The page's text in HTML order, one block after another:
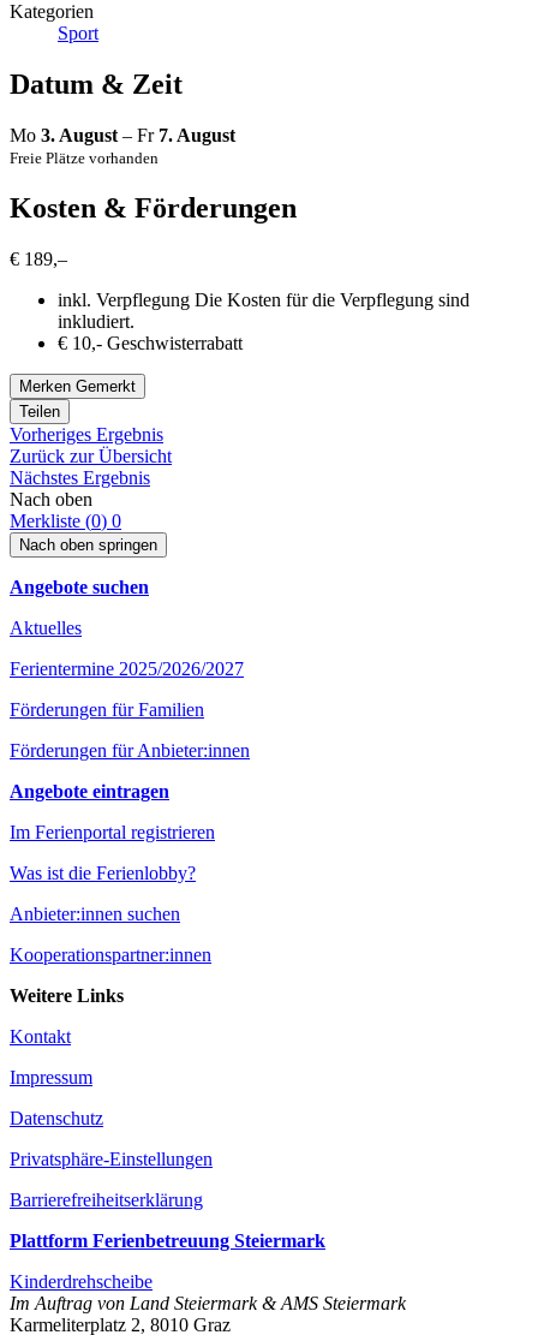
Kategorien
Sport
Datum & Zeit
Mo 3. August – Fr 7. August
Freie Plätze vorhanden
Kosten & Förderungen
€ 189,–
inkl. Verpflegung Die Kosten für die Verpflegung sind
inkludiert.
€ 10,- Geschwisterrabatt
Merken Gemerkt
Teilen
Vorheriges Ergebnis
Zurück zur Übersicht
Nächstes Ergebnis
Nach oben
Merkliste (0) 0
Nach oben springen
Angebote suchen
Aktuelles
Ferientermine 2025/2026/2027
Förderungen für Familien
Förderungen für Anbieter:innen
Angebote eintragen
Im Ferienportal registrieren
Was ist die Ferienlobby?
Anbieter:innen suchen
Kooperationspartner:innen
Weitere Links
Kontakt
Impressum
Datenschutz
Privatsphäre-Einstellungen
Barrierefreiheitserklärung
Plattform Ferienbetreuung Steiermark
Kinderdrehscheibe
Im Auftrag von Land Steiermark & AMS Steiermark
Karmeliterplatz 2, 8010 Graz